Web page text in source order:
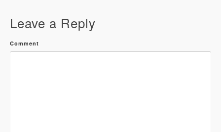
Leave a Reply
Comment